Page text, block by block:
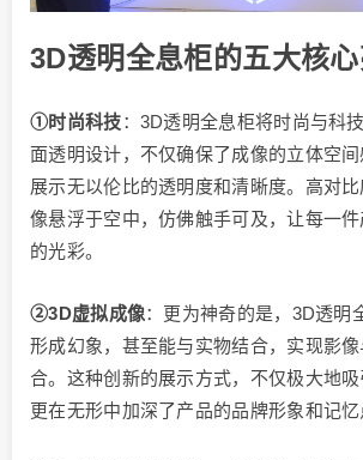
3D透明全息柜的五大核
①时尚科技：3D透明全息柜将时尚与科
面透明设计，不仅确保了成像的立体空
展示无以伦比的透明度和清晰度。高对
像悬浮于空中，仿佛触手可及，让每一
的光彩。
②3D虚拟成像：更为神奇的是，3D透明
形成幻象，甚至能与实物结合，实现影
合。这种创新的展示方式，不仅极大地吸
更在无形中加深了产品的品牌形象和记忆